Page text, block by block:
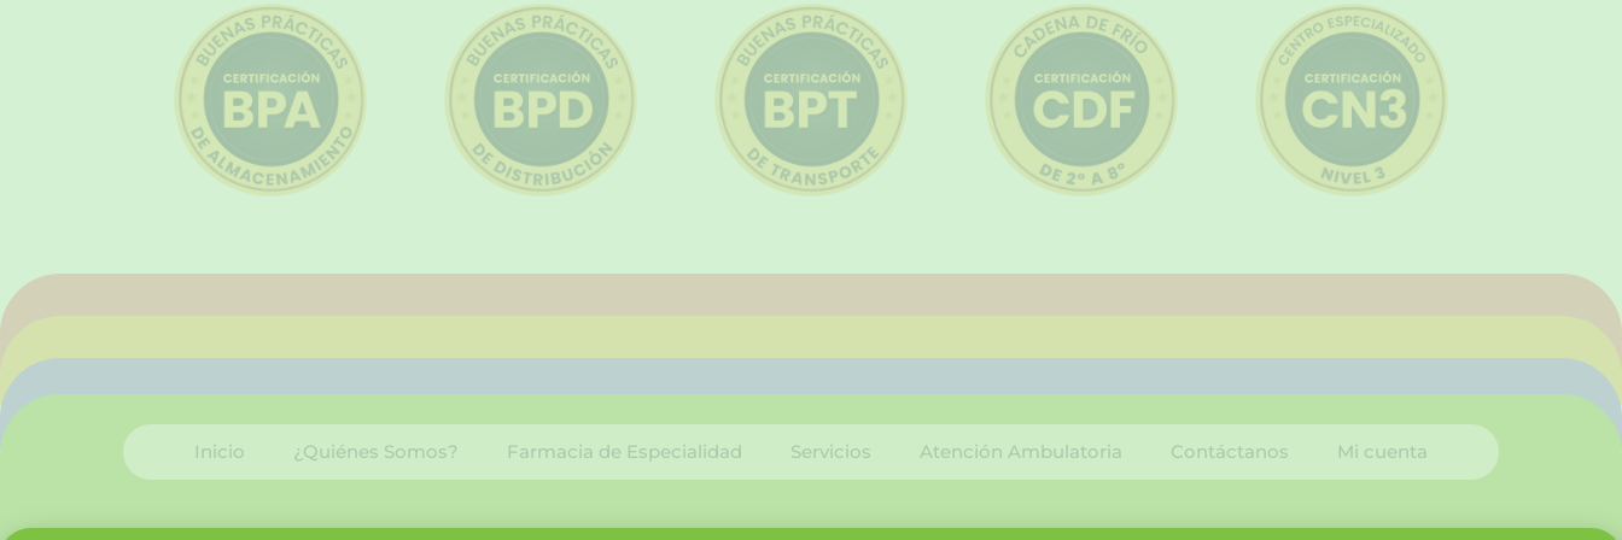
Inicio ¿Quiénes Somos? Farmacia de Especialidad Servicios Atención Ambulatoria Contáctanos Mi cuenta
F I L